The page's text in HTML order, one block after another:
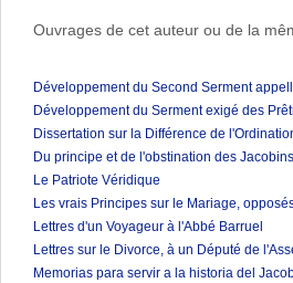
Ouvrages de cet auteur ou de la
Développement du Second Serment
Développement du Serment exigé des
Dissertation sur la Différence de
Du principe et de l'obstination des
Le Patriote Véridique
Les vrais Principes sur le Mariage,
Lettres d'un Voyageur à l'Abbé Barruel
Lettres sur le Divorce, à un Député de
Memorias para servir a la historia del